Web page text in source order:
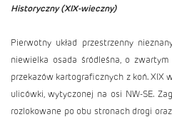
Historyczny (XIX-wieczny)
Pierwotny układ przestrzenny
niewielka osada śródleśna, o zwartym
przekazów kartograficznych z koń. XIX
ulicówki, wytyczonej na osi NW-SE.
rozlokowane po obu stronach drogi